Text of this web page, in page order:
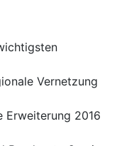
Vernetzung
Erweiterung 2016